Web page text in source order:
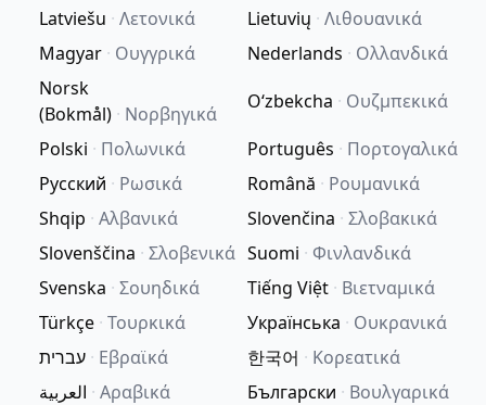
Latviešu · Λετονικά Lietuvių · Λιθουανικά
Magyar · Ουγγρικά Nederlands · Ολλανδικά
Norsk
(Bokmål) · Νορβηγικά
Oʻzbekcha · Ουζμπεκικά
Polski · Πολωνικά Português · Πορτογαλικά
Русский · Ρωσικά Română · Ρουμανικά
Shqip · Αλβανικά Slovenčina · Σλοβακικά
Slovenščina · Σλοβενικά Suomi · Φινλανδικά
Svenska · Σουηδικά Tiếng Việt · Βιετναμικά
Türkçe · Τουρκικά Українська · Ουκρανικά
עברית · Εβραϊκά 한국어 · Κορεατικά
العربية · Αραβικά Български · Βουλγαρικά